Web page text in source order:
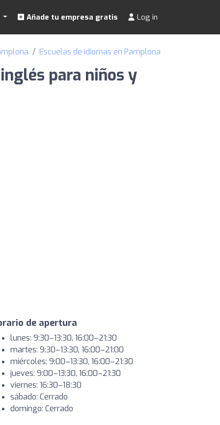
Añade tu empresa gratis Log in
Escuelas de idiomas en Pamplona
para niños y
de apertura
lunes: 9:30–13:30, 16:00–21:30
martes: 9:30–13:30, 16:00–21:00
miércoles: 9:00–13:30, 16:00–21:30
jueves: 9:00–13:30, 16:00–21:30
viernes: 16:30–18:30
sábado: Cerrado
domingo: Cerrado